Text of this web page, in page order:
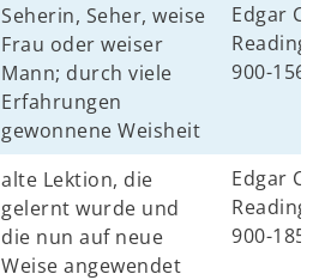
Seherin, Seher, weise
Frau oder weiser
Mann; durch viele
Erfahrungen
gewonnene Weisheit
Edgar
Reading
900-156,
alte Lektion, die
gelernt wurde und
die nun auf neue
Weise angewendet
Edgar
Reading
900-185